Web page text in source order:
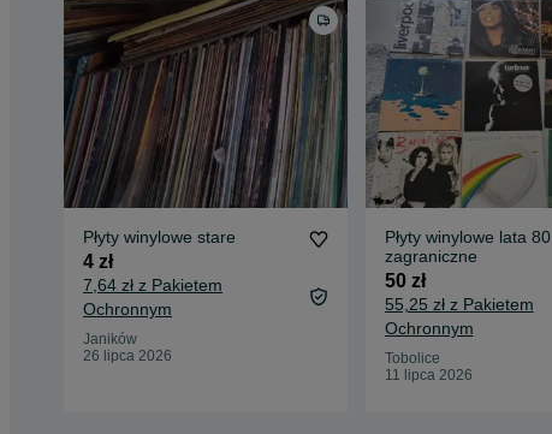
Płyty winylowe stare
4 zł
7,64 zł z Pakietem
Ochronnym
Janików
26 lipca 2026
Płyty winylowe lata 80
zagraniczne
50 zł
55,25 zł z Pakietem
Ochronnym
Tobolice
11 lipca 2026